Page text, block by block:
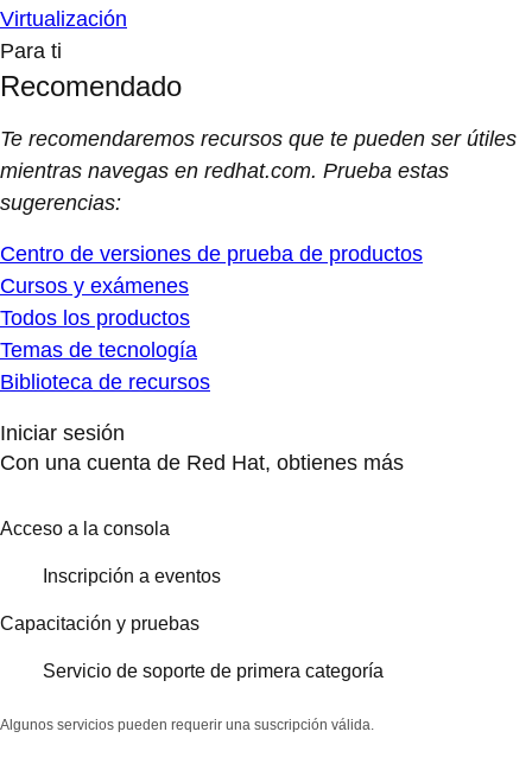
Virtualización
Para ti
Recomendado
Te recomendaremos recursos que te pueden ser útiles
mientras navegas en redhat.com. Prueba estas
sugerencias:
Centro de versiones de prueba de productos
Cursos y exámenes
Todos los productos
Temas de tecnología
Biblioteca de recursos
Iniciar sesión
Con una cuenta de Red Hat, obtienes más
Acceso a la consola
Inscripción a eventos
Capacitación y pruebas
Servicio de soporte de primera categoría
Algunos servicios pueden requerir una suscripción válida.